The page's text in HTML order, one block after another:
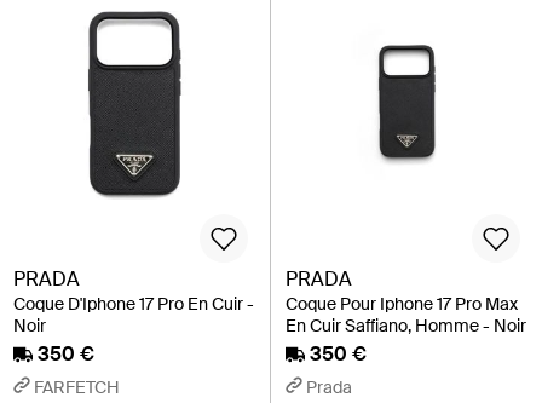
PRADA
Coque D'Iphone 17 Pro En Cuir -
Noir
350 €
FARFETCH
PRADA
Coque Pour Iphone 17 Pro Max
En Cuir Saffiano, Homme - Noir
350 €
Prada